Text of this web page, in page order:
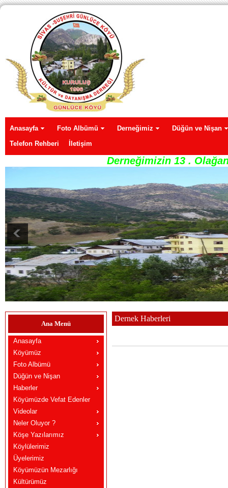
Anasayfa Foto Albümü Derneğimiz
Düğün ve Nişan
Telefon Rehberi
İletişim
Derneğimizin 13 .
Ana Menü
Anasayfa
Köyümüz
Foto Albümü
Düğün ve Nişan
Haberler
Köyümüzde Vefat Edenler
Videolar
Neler Oluyor ?
Köşe Yazılarımız
Köylülerimiz
Üyelerimiz
Köyümüzün Mezarlığı
Kültürümüz
Dernek Haberleri